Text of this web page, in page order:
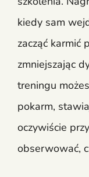
kiedy sam
zacząć karmić
zmniejszając
treningu
pokarm,
oczywiście
obserwować,